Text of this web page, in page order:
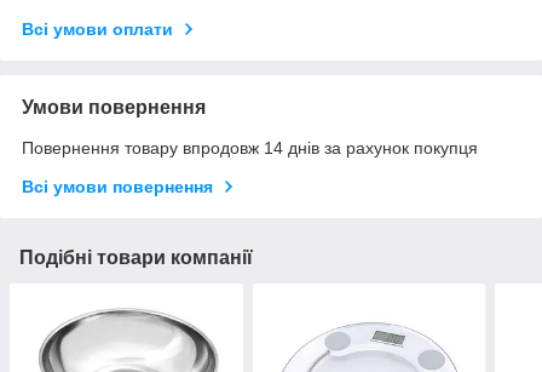
Всі умови оплати
Умови повернення
Повернення товару впродовж 14 днів за рахунок покупця
Всі умови повернення
Подібні товари компанії